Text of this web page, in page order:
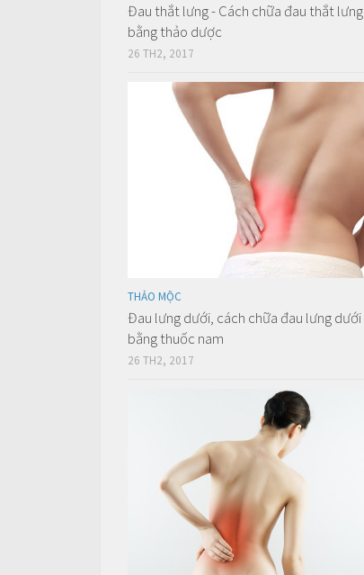
Đau thắt lưng - Cách chữa đau thắt lưng
bằng thảo dược
26 TH2, 2017
THẢO MỘC
Đau lưng dưới, cách chữa đau lưng dưới
bằng thuốc nam
26 TH2, 2017